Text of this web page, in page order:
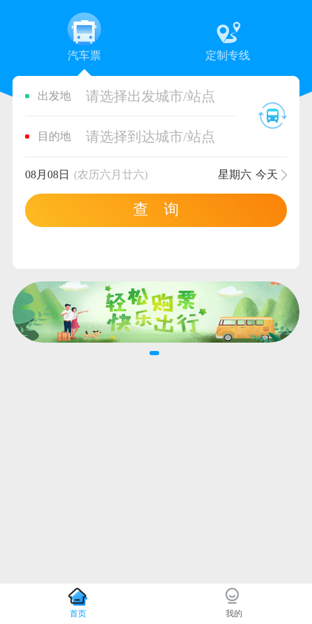
汽车票 定制专线
出发地 请选择出发城市/站点
目的地 请选择到达城市/站点
08月08日 (农历六月廿六) 星期六 今天
查 询
首页 我的